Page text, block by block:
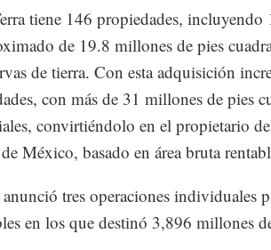
tiene 146 propiedades, incluyendo
de 19.8 millones de pies
de tierra. Con esta adquisición
con más de 31 millones de pies
convirtiéndolo en el propietario
México, basado en área bruta
tres operaciones individuales
en los que destinó 3,896 millones